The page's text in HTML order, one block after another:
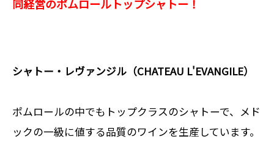
同経営のポムロールトップシャトー！
シャトー・レヴァンジル（CHATEAU L'EVANGILE）
ポムロールの中でもトップクラスのシャトーで、メド
ックの一級に値する品質のワインを生産しています。